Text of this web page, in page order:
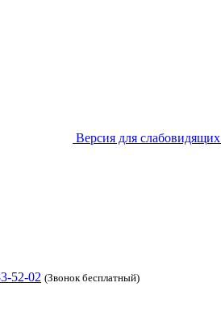
Версия для слабовидящих
52-02 (Звонок бесплатный)